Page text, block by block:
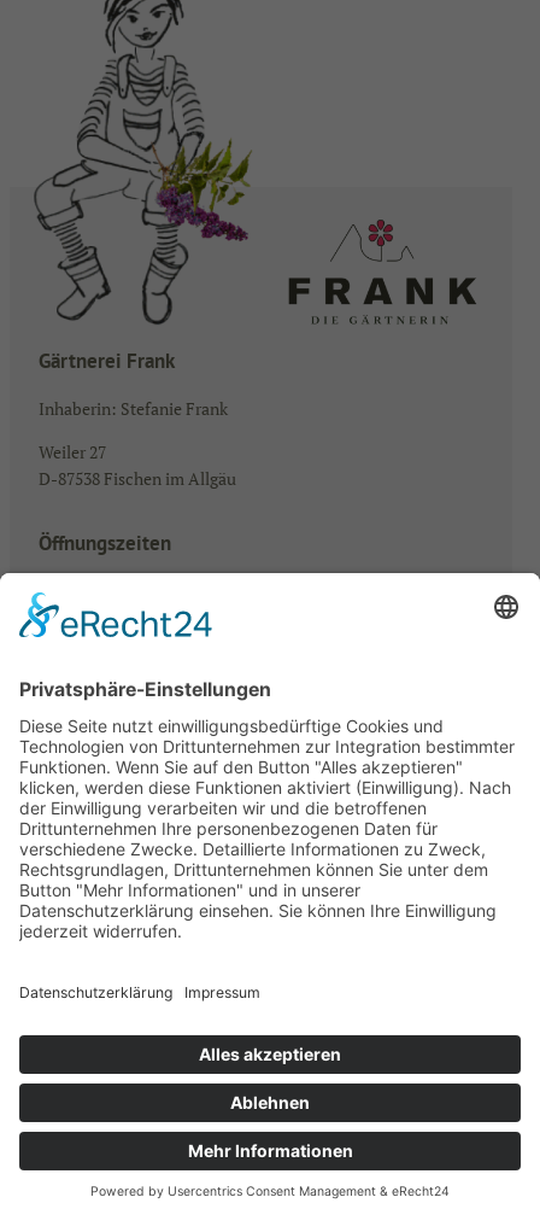
Gärtnerei Frank
Inhaberin: Stefanie Frank
Weiler 27
D-87538 Fischen im Allgäu
Öffnungszeiten
Mo – Fr: 08.00 – 18.00 Uhr
Samstag: 08.00 – 13.00 Uhr
abweichende Öffnungszeiten bei Veranstaltungen findet ihr
aktuell auf Instagram und Facebook
Instagram Facebook
#gaertnereifrank
info@gaertnerei-frank.de
Kontakt|Impressum|Datenschutz